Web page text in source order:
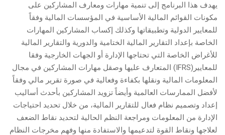
يهدف هذا البرنامج إلى تنمية مهارات ومعارف المشاركين على
مكونات القوائم المالية الأساسية في المؤسسات المالية وفقاً
للمعايير الدولية وتطبيقاتها وكذلك إكساب المشاركين المهارات
الخاصة بإعداد التقارير المالية الختامية والدورية والتقارير المالية
للأغراض الخاصة التي تحتاجها الإدارة أو الجهات الخارجية وفقا
للمعايير(IFRS) المتعارف عليها وصقل مهارات المشاركين في مجال
المعلومات المالية ونقلها بكفاءة وفعالية في صورة تقرير مالي وفقاً
لأفضل الممارسات العالمية وأيضاً تزويد المشاركين بأحدث أساليب
إعداد وتصميم نظام فعال للتقارير المالية، من خلال تحديد احتياجات
الإدارة من المعلومات ومراجعة النظم الحالية لتحديد نقاط الضعف
لعلاجها ونقاط القوة لتدعيمها والاستفادة منها وفهم مخرجات النظام